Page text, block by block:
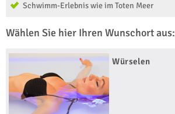
Schwimm-Erlebnis wie im Toten Meer
Wählen Sie hier Ihren Wunschort aus:
Würselen